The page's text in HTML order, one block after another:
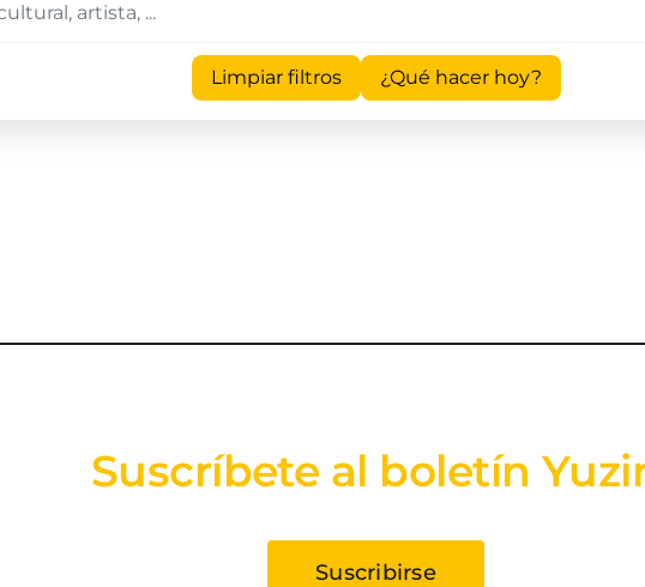
Limpiar filtros ¿Qué hacer hoy?
Suscríbete al boletín
Suscribirse